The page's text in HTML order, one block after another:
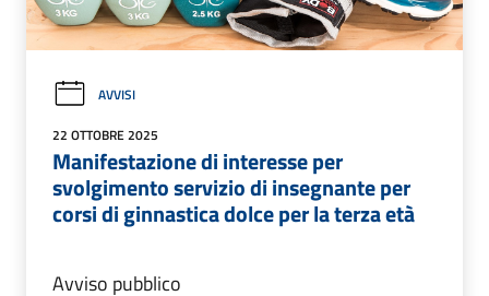
AVVISI
22 OTTOBRE 2025
Manifestazione di interesse per
svolgimento servizio di insegnante per
corsi di ginnastica dolce per la terza età
Avviso pubblico